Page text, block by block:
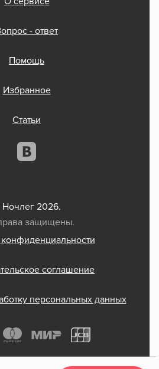
- ответ
Помощь
Избранное
Статьи
2026.
защищены.
конфиденциальности
соглашение
персональных данных